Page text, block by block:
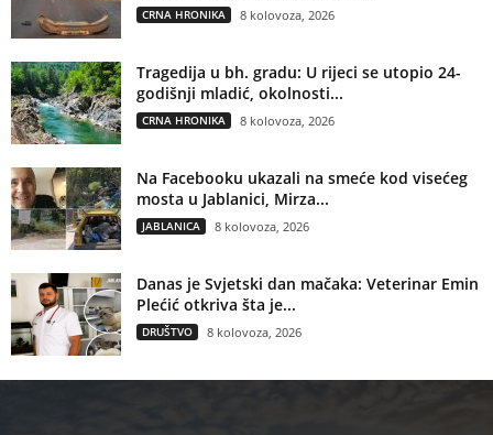
CRNA HRONIKA 8 kolovoza, 2026
Tragedija u bh. gradu: U rijeci se utopio 24-
godišnji mladić, okolnosti...
CRNA HRONIKA 8 kolovoza, 2026
Na Facebooku ukazali na smeće kod visećeg
mosta u Jablanici, Mirza...
JABLANICA 8 kolovoza, 2026
Danas je Svjetski dan mačaka: Veterinar Emin
Plećić otkriva šta je...
DRUŠTVO 8 kolovoza, 2026